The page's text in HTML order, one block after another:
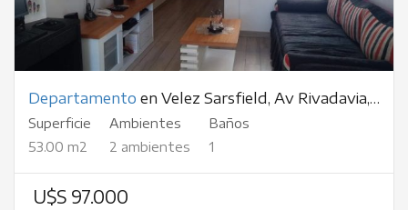
Departamento en Velez Sarsfield, Av Rivadavia, al 9000
Superficie
53.00 m2
Ambientes
2 ambientes
Baños
1
U$S 97.000